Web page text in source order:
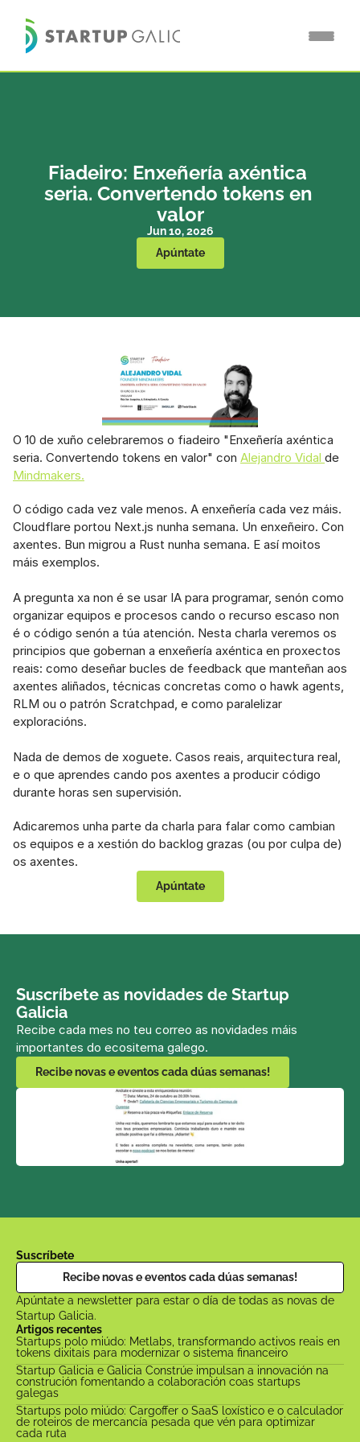
Fiadeiro: Enxeñería axéntica
seria. Convertendo tokens en
valor
Jun 10, 2026
Apúntate
O 10 de xuño celebraremos o fiadeiro "Enxeñería axéntica
seria. Convertendo tokens en valor" con Alejandro Vidal
Mindmakers.
O código cada vez vale menos. A enxeñería cada vez máis.
Cloudflare portou Next.js nunha semana. Un enxeñeiro. Con
axentes. Bun migrou a Rust nunha semana. E así moitos
máis exemplos.
A pregunta xa non é se usar IA para programar, senón como
organizar equipos e procesos cando o recurso escaso non
é o código senón a túa atención. Nesta charla veremos os
principios que gobernan a enxeñería axéntica en proxectos
reais: como deseñar bucles de feedback que manteñan aos
axentes aliñados, técnicas concretas como o hawk agents,
RLM ou o patrón Scratchpad, e como paralelizar
exploracións.
Nada de demos de xoguete. Casos reais, arquitectura real,
e o que aprendes cando pos axentes a producir código
durante horas sen supervisión.
Adicaremos unha parte da charla para falar como cambian
os equipos e a xestión do backlog grazas (ou por culpa de)
os axentes.
Apúntate
Suscríbete as novidades de Startup
Galicia
Recibe cada mes no teu correo as novidades máis
importantes do ecositema galego.
Recibe novas e eventos cada dúas semanas!
Artigos recentes
Startups polo miúdo: Metlabs, transformando activos reais en
tokens dixitais para modernizar o sistema financeiro
Startup Galicia e Galicia Constrúe impulsan a innovación na
construción fomentando a colaboración coas startups
galegas
Startups polo miúdo: Cargoffer o SaaS loxístico e o calculador
de roteiros de mercancía pesada que vén para optimizar
cada ruta
Suscríbete
Recibe novas e eventos cada dúas semanas!
Apúntate a newsletter para estar o día de todas as novas de
Startup Galicia.